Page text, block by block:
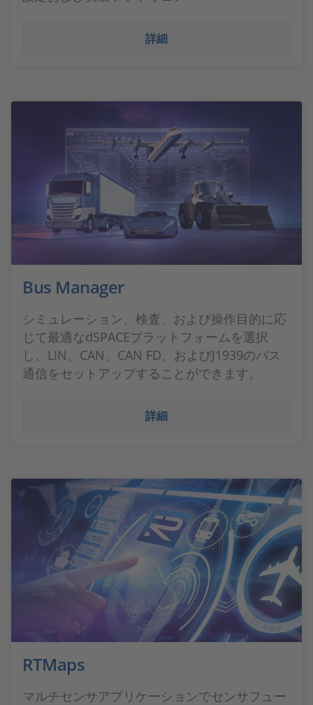
詳細
Bus Manager
シミュレーション、検査、および操作目的に応
じて最適なdSPACEプラットフォームを選択
し、LIN、CAN、CAN FD、およびJ1939のバス
通信をセットアップすることができます。
詳細
RTMaps
マルチセンサアプリケーションでセンサフュー